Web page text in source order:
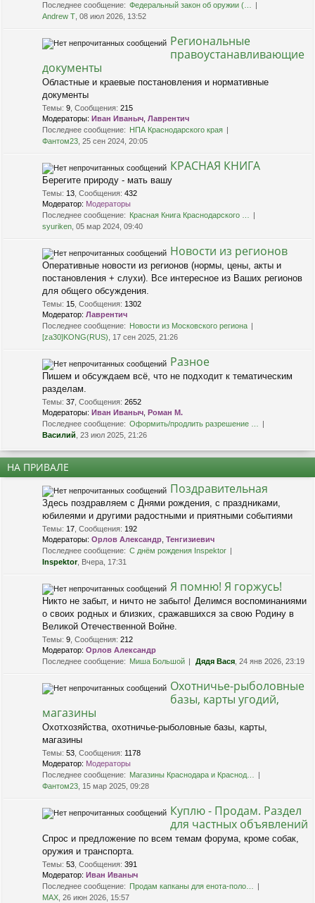
Последнее сообщение: Федеральный закон об оружии (…
Andrew T , 08 июл 2026, 13:52
Региональные
правоустанавливающие
документы
Областные и краевые постановления и нормативные
документы
Темы: 9 Сообщения: 215
Модераторы: Иван Иваныч Лаврентич
Последнее сообщение: НПА Краснодарского края
Фантом23 , 25 сен 2024, 20:05
КРАСНАЯ КНИГА
Берегите природу - мать вашу
Темы: 13 Сообщения: 432
Модератор: Модераторы
Последнее сообщение: Красная Книга Краснодарского …
syuriken , 05 мар 2024, 09:40
Новости из регионов
Оперативные новости из регионов (нормы, цены, акты и
постановления + слухи). Все интересное из Ваших регионов
для общего обсуждения.
Темы: 15 Сообщения: 1302
Модератор: Лаврентич
Последнее сообщение: Новости из Московского региона
[za30]KONG(RUS) , 17 сен 2025, 21:26
Разное
Пишем и обсуждаем всё, что не подходит к тематическим
разделам.
Темы: 37 Сообщения: 2652
Модераторы: Иван Иваныч Роман М.
Последнее сообщение: Оформить/продлить разрешение …
Василий , 23 июл 2025, 21:26
НА ПРИВАЛЕ
Поздравительная
Здесь поздравляем с Днями рождения, с праздниками,
юбилеями и другими радостными и приятными событиями
Темы: 17 Сообщения: 192
Модераторы: Орлов Александр Тенгизиевич
Последнее сообщение: С днём рождения Inspektor
Inspektor, Вчера, 17:31
Я помню! Я горжусь!
Никто не забыт, и ничто не забыто! Делимся воспоминаниями
о своих родных и близких, сражавшихся за свою Родину в
Великой Отечественной Войне.
Темы: 9 Сообщения: 212
Модератор: Орлов Александр
Последнее сообщение: Миша Большой Дядя Вася , 24 янв 2026, 23:19
Охотничье-рыболовные
базы, карты угодий,
магазины
Охотхозяйства, охотничье-рыболовные базы, карты,
магазины
Темы: 53 Сообщения: 1178
Модератор: Модераторы
Последнее сообщение: Магазины Краснодара и Краснод…
Фантом23 , 15 мар 2025, 09:28
Куплю - Продам. Раздел
для частных объявлений
Спрос и предложение по всем темам форума, кроме собак,
оружия и транспорта.
Темы: 53 Сообщения: 391
Модератор: Иван Иваныч
Последнее сообщение: Продам капканы для енота-поло…
MAX , 26 июн 2026, 15:57